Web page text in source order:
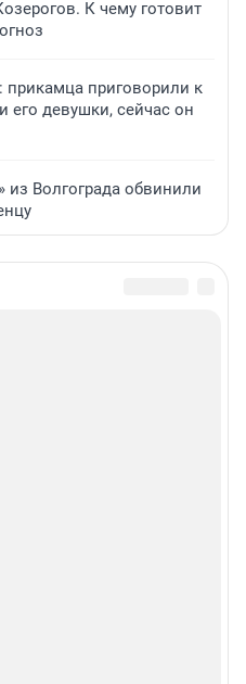
К чему готовит
прикамца приговорили к
его девушки, сейчас он
из Волгограда обвинили